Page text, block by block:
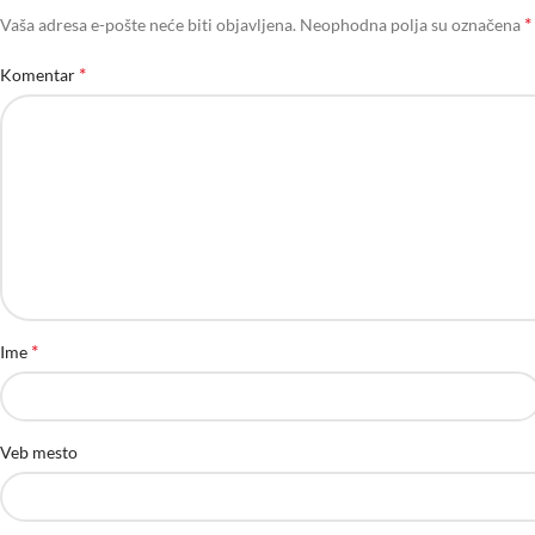
Vaša adresa e-pošte neće biti objavljena. Neophodna polja su označena *
Komentar *
Ime *
Veb mesto